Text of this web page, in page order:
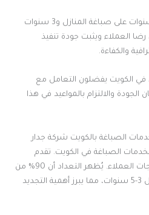
شركة جدار توفر ضمان لمدة 5 سنوات على صباغة المنازل و3 سنوات
العملاء ويثبت جودة تنفيذ
والكفاءة.
من السكان في الكويت يفضلون التعامل مع
والالتزام بالمواعيد في هذا
الصباغة في الكويت. تقدم
خدمات صباغة ممتازة تلبي احتياجات العملاء. يُظهر التعداد أن 90% من
سكان الكويت يطلون منازلهم كل 3-5 سنوات، مما يبرز أهمية التجديد